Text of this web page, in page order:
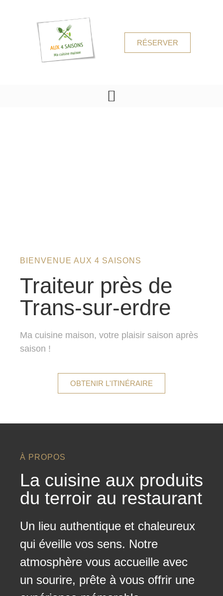
RÉSERVER
BIENVENUE AUX 4 SAISONS
Traiteur près de
Trans-sur-erdre
Ma cuisine maison, votre plaisir saison après
saison !
OBTENIR L'ITINÉRAIRE
À PROPOS
La cuisine aux produits
du terroir au restaurant
Un lieu authentique et chaleureux
qui éveille vos sens. Notre
atmosphère vous accueille avec
un sourire, prête à vous offrir une